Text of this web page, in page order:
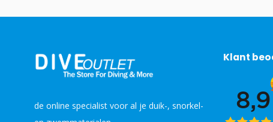
de online specialist voor al je duik-, snorkel-
Klant